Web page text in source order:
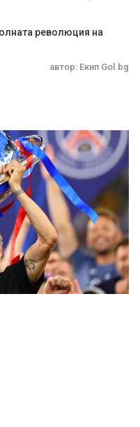
революция на
автор: Екип Gol.bg